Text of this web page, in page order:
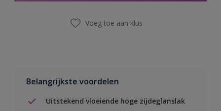
Voeg toe aan klus
Belangrijkste voordelen
Uitstekend vloeiende hoge zijdeglanslak